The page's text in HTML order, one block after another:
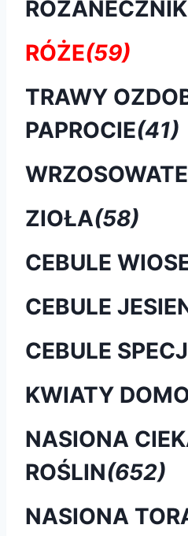
RÓŻE(59)
TRAWY
PAPROCIE(41)
WRZOSOWATE
ZIOŁA(58)
CEBULE
CEBULE
CEBULE
KWIATY
NASIONA
ROŚLIN(652)
NASIONA